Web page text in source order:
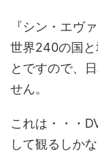
『シン・エヴ
世界240の国と
とですので、
せん。
これは・・・
して観るしか